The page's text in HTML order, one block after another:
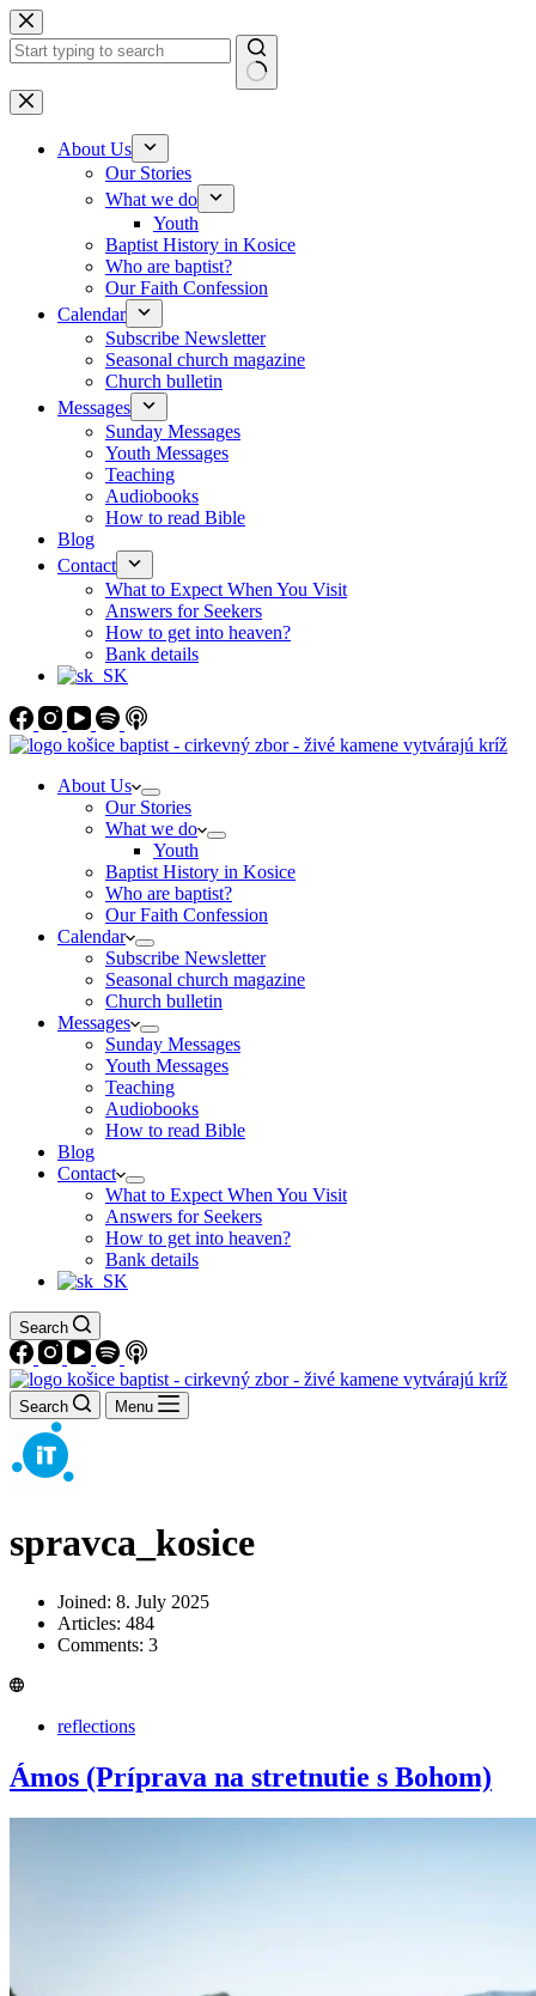
Skip to content
No results
About Us
Our Stories
What we do
Youth
Baptist History in Kosice
Who are baptist?
Our Faith Confession
Calendar
Subscribe Newsletter
Seasonal church magazine
Church bulletin
Messages
Sunday Messages
Youth Messages
Teaching
Audiobooks
How to read Bible
Blog
Contact
What to Expect When You Visit
Answers for Seekers
How to get into heaven?
Bank details
About Us
Our Stories
What we do
Youth
Baptist History in Kosice
Who are baptist?
Our Faith Confession
Calendar
Subscribe Newsletter
Seasonal church magazine
Church bulletin
Messages
Sunday Messages
Youth Messages
Teaching
Audiobooks
How to read Bible
Blog
Contact
What to Expect When You Visit
Answers for Seekers
How to get into heaven?
Bank details
Search
Search Menu
spravca_kosice
Joined: 8. July 2025
Articles: 484
Comments: 3
reflections
Ámos (Príprava na stretnutie s Bohom)